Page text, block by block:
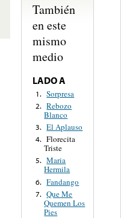
También
en este
mismo
medio
LADO A
1. Sorpresa
2. Rebozo
Blanco
3. El Aplauso
4. Florecita
Triste
5. Maria
Hermila
6. Fandango
7. Que Me
Quemen Los
Pies